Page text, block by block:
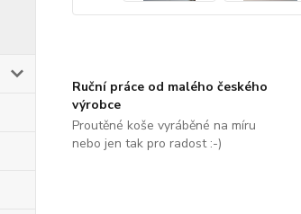
Ruční práce od malého českého
výrobce
Proutěné koše vyráběné na míru
nebo jen tak pro radost :-)